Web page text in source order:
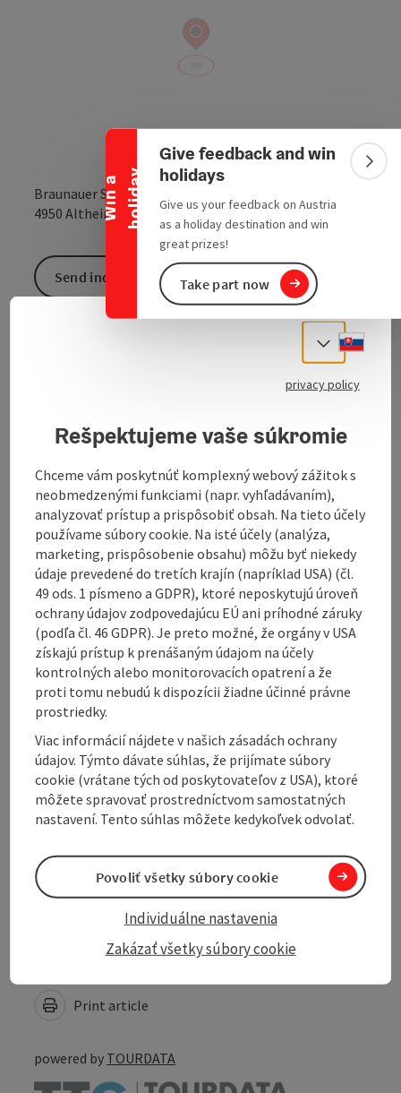
W
i
n
a
h
o
l
i
d
a y
Collapse banner
Give feedback and win
holidays
Give us your feedback on Austria
as a holiday destination and win
great prizes!
Take part now
Braunauer Straße 7
4950 Altheim open in
Fly fishing is a method of fishing.
It differs from other methods mainly because the
bait, generally called a fly, is too light to throw.
Therefore, the weight of the special cord is used as a
casting weight. This requires a special cutting
technique and special fishing tackle.
Contact
Opening hours
Arrival
Suitability
Accessibility
Send inquiry
Create PDF
Print article
powered by TOURDATA
Select
privacy policy
Rešpektujeme vaše súkromie
Chceme vám poskytnúť komplexný webový zážitok s
neobmedzenými funkciami (napr. vyhľadávaním),
analyzovať prístup a prispôsobiť obsah. Na tieto účely
používame súbory cookie. Na isté účely (analýza,
marketing, prispôsobenie obsahu) môžu byť niekedy
údaje prevedené do tretích krajín (napríklad USA) (čl.
49 ods. 1 písmeno a GDPR), ktoré neposkytujú úroveň
ochrany údajov zodpovedajúcu EÚ ani príhodné záruky
(podľa čl. 46 GDPR). Je preto možné, že orgány v USA
získajú prístup k prenášaným údajom na účely
kontrolných alebo monitorovacích opatrení a že
proti tomu nebudú k dispozícii žiadne účinné právne
prostriedky.
Viac informácií nájdete v našich zásadách ochrany
údajov. Týmto dávate súhlas, že prijímate súbory
cookie (vrátane tých od poskytovateľov z USA), ktoré
môžete spravovať prostredníctvom samostatných
nastavení. Tento súhlas môžete kedykoľvek odvolať.
Zakázať všetky súbory cookie
Individuálne nastavenia
Povoliť všetky súbory cookie